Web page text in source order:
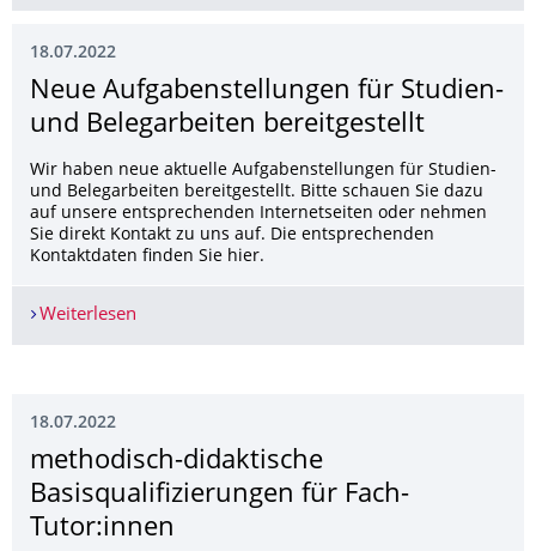
18.07.2022
Neue Aufgabenstellungen für Studien-
und Belegarbeiten bereitgestellt
Wir haben neue aktuelle Aufgabenstellungen für Studien-
und Belegarbeiten bereitgestellt. Bitte schauen Sie dazu
auf unsere entsprechenden Internetseiten oder nehmen
Sie direkt Kontakt zu uns auf. Die entsprechenden
Kontaktdaten finden Sie hier.
Weiterlesen
18.07.2022
methodisch-didaktische
Basisqualifizie­rungen für Fach-
Tutor:innen